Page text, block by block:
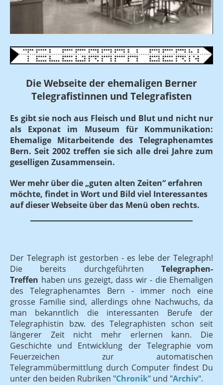
Die Webseite der ehemaligen Berner
Telegrafistinnen und Telegrafisten
Es gibt sie noch aus Fleisch und Blut und nicht nur
als Exponat im Museum für Kommunikation:
Ehemalige Mitarbeitende des Telegraphenamtes
Bern. Seit 2002 treffen sie sich alle drei Jahre zum
geselligen Zusammensein.
Wer mehr über die „guten alten Zeiten“ erfahren
möchte, findet in Wort und Bild viel Interessantes
auf dieser Webseite über das Menü oben rechts.
Der Telegraph ist gestorben - es lebe der Telegraph!
Die bereits durchgeführten Telegraphen-
Treffen haben uns gezeigt, dass wir - die Ehemaligen
des Telegraphenamtes Bern - immer noch eine
grosse Familie sind, allerdings ohne Nachwuchs, da
man bekanntlich die interessanten Berufe der
Telegraphistin bzw. des Telegraphisten schon seit
längerer Zeit nicht mehr erlernen kann. Die
Geschichte und Entwicklung der Telegraphie vom
Feuerzeichen zur automatischen
Telegrammübermittlung durch Computer findest Du
unter den beiden Rubriken "Chronik" und "Archiv".